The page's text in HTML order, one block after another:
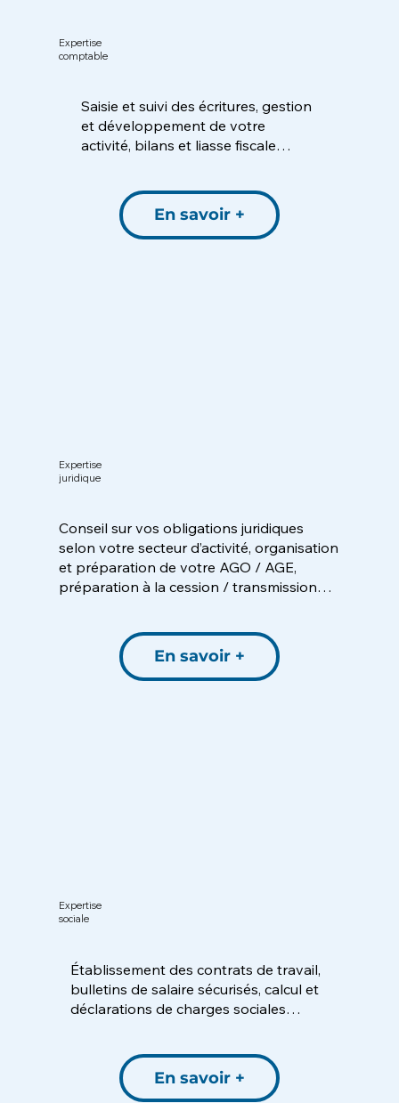
Expertise
comptable
Saisie et suivi des écritures, gestion
et développement de votre
activité, bilans et liasse fiscale…
En savoir +
Expertise
juridique
Conseil sur vos obligations juridiques
selon votre secteur d’activité, organisation
et préparation de votre AGO / AGE,
préparation à la cession / transmission…
En savoir +
Expertise
sociale
Établissement des contrats de travail,
bulletins de salaire sécurisés, calcul et
déclarations de charges sociales…
En savoir +